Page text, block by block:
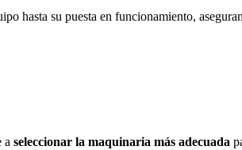
hasta su puesta en funcionamiento,
a seleccionar la maquinaria más adecuada